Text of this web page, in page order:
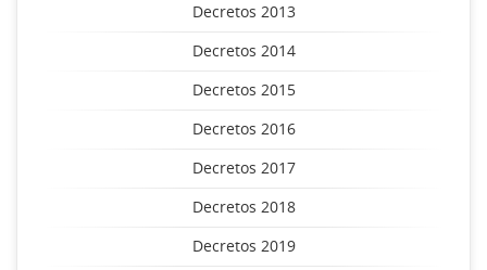
Decretos 2013
Decretos 2014
Decretos 2015
Decretos 2016
Decretos 2017
Decretos 2018
Decretos 2019